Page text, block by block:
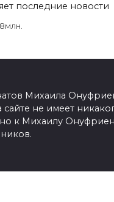
последние новости
Михаила
не имеет
к Михаилу